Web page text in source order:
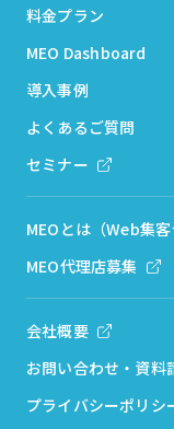
料金プラン
MEO Dashboard
導入事例
よくあるご質問
セミナー
MEOとは（Web集客
MEO代理店募集
会社概要
お問い合わせ・資料
プライバシーポリ